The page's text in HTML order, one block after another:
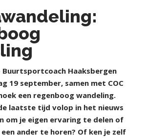
– Buurtsportcoach Haaksbergen
19 september, samen met COC
een regenboog wandeling.
laatste tijd volop in het nieuws
om je eigen ervaring te delen of
ander te horen? Of ken je zelf